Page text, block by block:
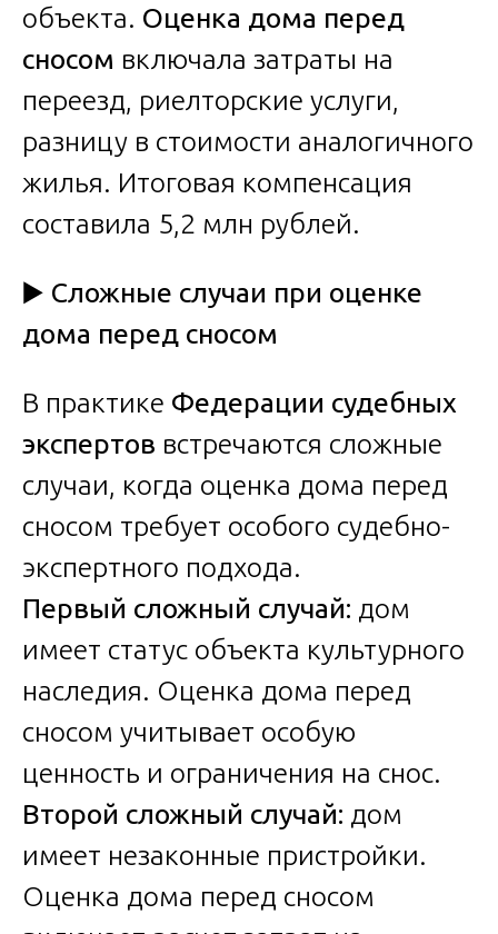
объекта. Оценка дома перед
сносом включала затраты на
переезд, риелторские услуги,
разницу в стоимости аналогичного
жилья. Итоговая компенсация
составила 5,2 млн рублей.
▶️ Сложные случаи при оценке
дома перед сносом
В практике Федерации судебных
экспертов встречаются сложные
случаи, когда оценка дома перед
сносом требует особого судебно-
экспертного подхода.
Первый сложный случай: дом
имеет статус объекта культурного
наследия. Оценка дома перед
сносом учитывает особую
ценность и ограничения на снос.
Второй сложный случай: дом
имеет незаконные пристройки.
Оценка дома перед сносом